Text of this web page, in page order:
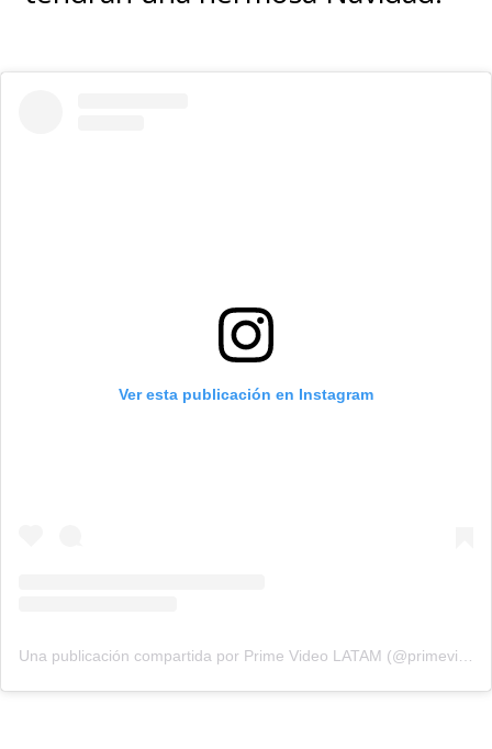
Ver esta publicación en Instagram